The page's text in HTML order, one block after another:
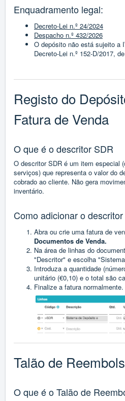
Enquadramento legal:
Decreto-Lei n.º 24/2024
Despacho n.º 432/2026
O depósito não está sujeito a
Decreto-Lei n.º 152-D/2017,
Registo do
Fatura de Venda
O que é o descritor SDR
O descritor SDR é um item especial
serviços) que representa o valor do
cobrado ao cliente. Não gera
inventário.
Como adicionar o
Abra ou crie uma fatura de
Documentos de Venda.
Na área de linhas do
"Descritor" e escolha
Introduza a quantidade
unitário (€0,10) e o total são
Finalize a fatura normalmente.
Talão de
O que é o Talão de